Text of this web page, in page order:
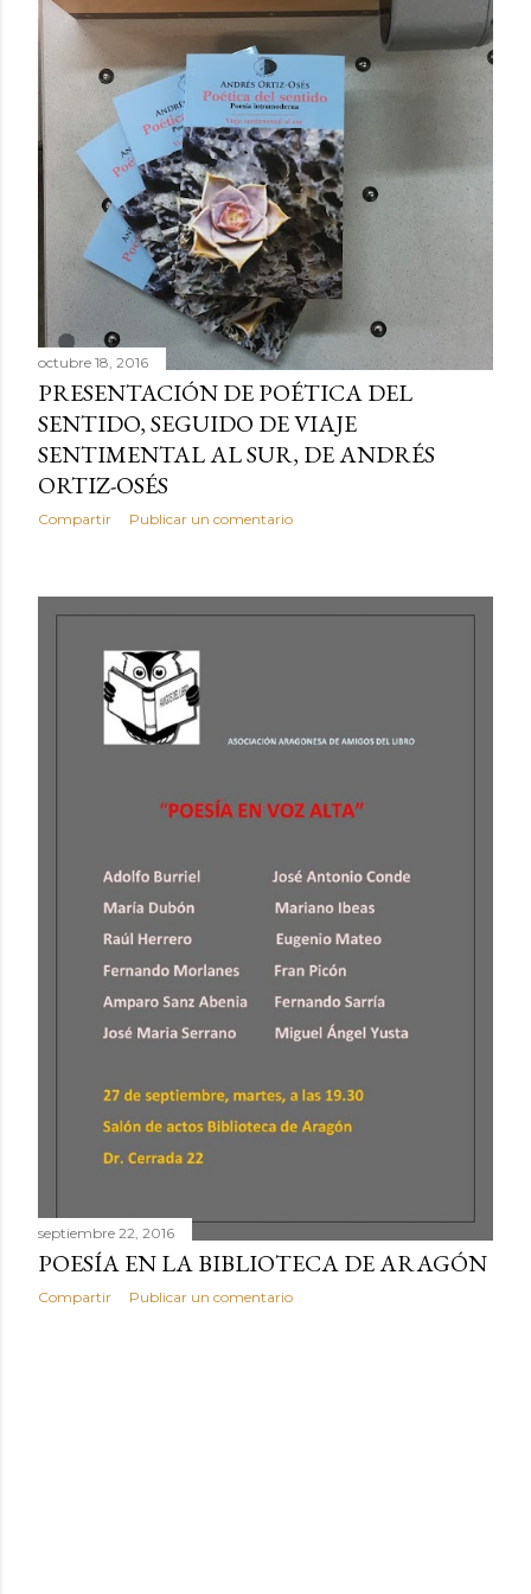
octubre 18, 2016
PRESENTACIÓN DE POÉTICA DEL
SENTIDO, SEGUIDO DE VIAJE
SENTIMENTAL AL SUR, DE ANDRÉS
ORTIZ-OSÉS
Compartir Publicar un comentario
septiembre 22, 2016
POESÍA EN LA BIBLIOTECA DE ARAGÓN
Compartir Publicar un comentario